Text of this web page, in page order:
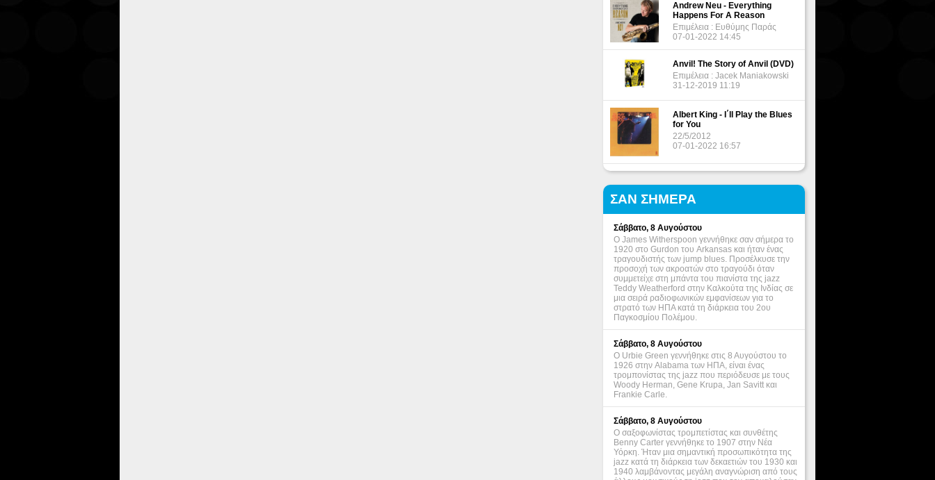
Andrew Neu - Everything
Happens For A Reason
Επιμέλεια : Ευθύμης Παράς
07-01-2022 14:45
Anvil! The Story of Anvil (DVD)
Επιμέλεια : Jacek Maniakowski
31-12-2019 11:19
Albert King - I΄ll Play the Blues
for You
22/5/2012
07-01-2022 16:57
ΣΑΝ ΣΗΜΕΡΑ
Σάββατο, 8 Αυγούστου
Ο James Witherspoon γεννήθηκε σαν σήμερα το
1920 στο Gurdon του Arkansas και ήταν ένας
τραγουδιστής των jump blues. Προσέλκυσε την
προσοχή των ακροατών στο τραγούδι όταν
συμμετείχε στη μπάντα του πιανίστα της jazz
Teddy Weatherford στην Καλκούτα της Ινδίας σε
μια σειρά ραδιοφωνικών εμφανίσεων για το
στρατό των ΗΠΑ κατά τη διάρκεια του 2ου
Παγκοσμίου Πολέμου.
Σάββατο, 8 Αυγούστου
Ο Urbie Green γεννήθηκε στις 8 Αυγούστου το
1926 στην Alabama των ΗΠΑ, είναι ένας
τρομπονίστας της jazz που περιόδευσε με τους
Woody Herman, Gene Krupa, Jan Savitt και
Frankie Carle.
Σάββατο, 8 Αυγούστου
Ο σαξοφωνίστας τρομπετίστας και συνθέτης
Benny Carter γεννήθηκε το 1907 στην Νέα
Υόρκη. Ήταν μια σημαντική προσωπικότητα της
jazz κατά τη διάρκεια των δεκαετιών του 1930 και
1940 λαμβάνοντας μεγάλη αναγνώριση από τους